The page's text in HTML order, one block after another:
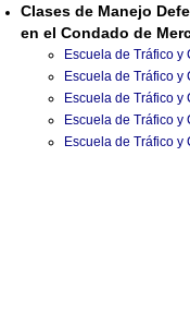
Clases de Manejo
en el Condado de
Escuela de Tráfico
Escuela de Tráfico
Escuela de Tráfico
Escuela de Tráfico
Escuela de Tráfico y